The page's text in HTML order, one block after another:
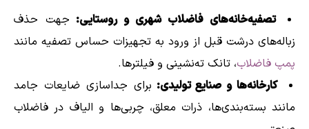
تصفیه‌خانه‌های فاضلاب شهری و روستایی: جهت حذف
زباله‌های درشت قبل از ورود به تجهیزات حساس تصفیه مانند
پمپ فاضلاب، تانک ته‌نشینی و فیلترها.
کارخانه‌ها و صنایع تولیدی: برای جداسازی ضایعات جامد
مانند بسته‌بندی‌ها، ذرات معلق، چربی‌ها و الیاف در فاضلاب